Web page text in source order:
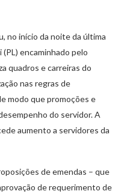
no início da noite da última
encaminhado pelo
quadros e carreiras do
nas regras de
modo que promoções e
do servidor. A
aumento a servidores da
de emendas – que
de requerimento de